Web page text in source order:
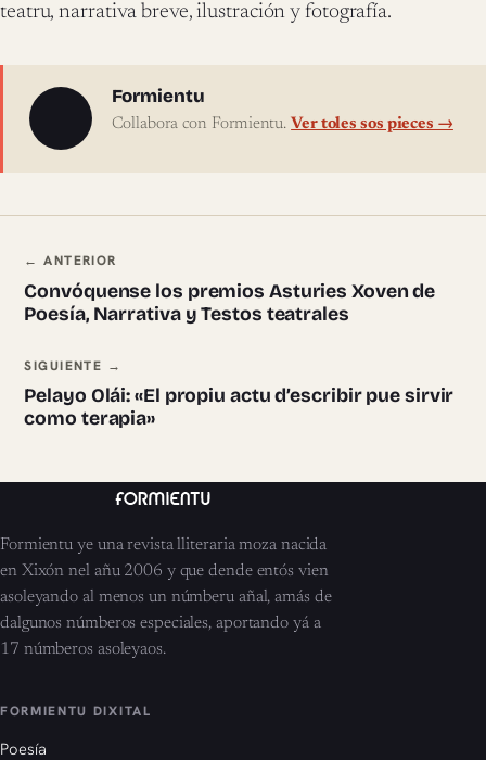
teatru, narrativa breve, ilustración y fotografía.
Sobre l'autor
Formientu
Collabora con Formientu. Ver toles sos pieces →
Navegación ente pieces
← ANTERIOR
Convóquense los premios Asturies Xoven de
Poesía, Narrativa y Testos teatrales
SIGUIENTE →
Pelayo Olái: «El propiu actu d’escribir pue sirvir
como terapia»
Formientu ye una revista lliteraria moza nacida
en Xixón nel añu 2006 y que dende entós vien
asoleyando al menos un númberu añal, amás de
dalgunos númberos especiales, aportando yá a
17 númberos asoleyaos.
FORMIENTU DIXITAL
Poesía